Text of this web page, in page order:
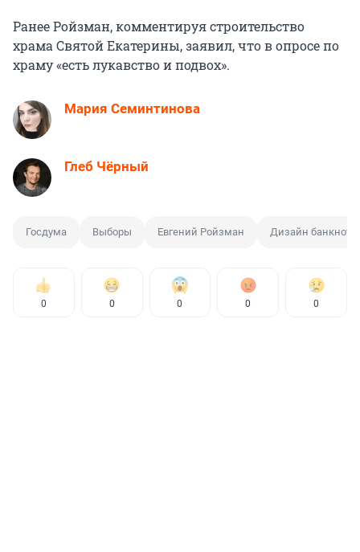
Ранее Ройзман, комментируя строительство
храма Святой Екатерины, заявил, что в опросе по
храму «есть лукавство и подвох».
Мария Семинтинова
Глеб Чёрный
Госдума Выборы Евгений Ройзман Дизайн банкнот
0 0 0 0 0